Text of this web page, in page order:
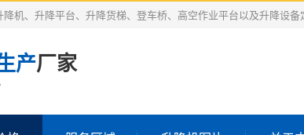
机、升降平台、升降货梯、登车桥、高空作业平台以及升降设备
产厂家